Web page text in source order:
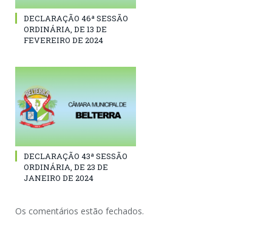
DECLARAÇÃO 46ª SESSÃO
ORDINÁRIA, DE 13 DE
FEVEREIRO DE 2024
DECLARAÇÃO 43ª SESSÃO
ORDINÁRIA, DE 23 DE
JANEIRO DE 2024
Os comentários estão fechados.